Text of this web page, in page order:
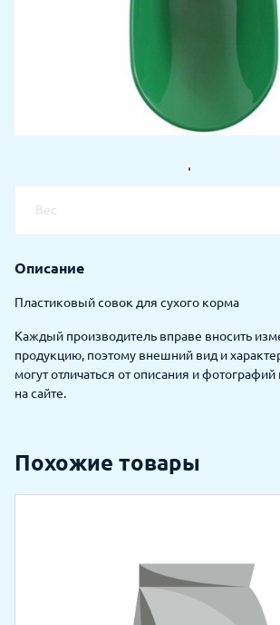
Вес
Описание
Пластиковый совок для сухого корма
Каждый производитель вправе вносить
продукцию, поэтому внешний вид и
могут отличаться от описания и
на сайте.
Похожие товары